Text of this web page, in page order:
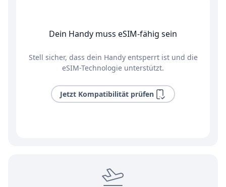
Dein Handy muss eSIM-fähig sein
Stell sicher, dass dein Handy entsperrt ist und die
eSIM-Technologie unterstützt.
Jetzt Kompatibilität prüfen